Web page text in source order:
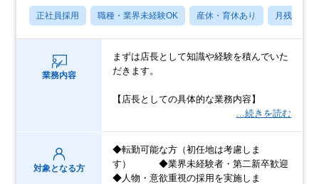
正社員採用 職種・業界未経験OK 産休・育休あり 月残業20
業務内容
まずは店長として知識や経験を積んでいた
だきます。
【店長としての具体的な業務内容】
…続きを読む
対象となる方
◆転勤可能な方（初任地は考慮しま
す） ◆業界未経験者・第二新卒歓迎
◆人物・意欲重視の採用を実施しま